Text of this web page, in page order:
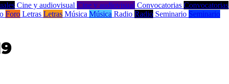
Cine y audiovisual Cine y audiovisual Convocatorias Convocatorias
Foro Letras Letras Música Música Radio Radio Seminario Seminario